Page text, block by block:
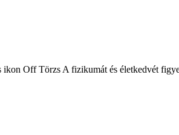
ikon Off Törzs A fizikumát és életkedvét